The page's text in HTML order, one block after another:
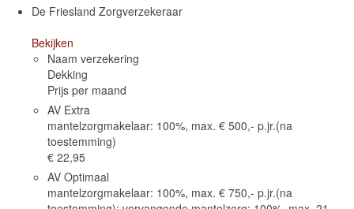
De Friesland Zorgverzekeraar
Bekijken
Naam verzekering
Dekking
Prijs per maand
AV Extra
mantelzorgmakelaar: 100%, max. € 500,- p.jr.(na
toestemming)
€ 22,95
AV Optimaal
mantelzorgmakelaar: 100%, max. € 750,- p.jr.(na